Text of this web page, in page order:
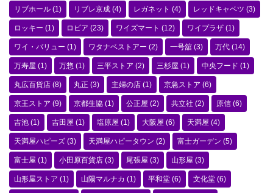
リブホール (1) リブレ京成 (4) レガネット (4) レッドキャベツ (3)
ロッキー (1) ロピア (23) ワイズマート (12) ワイプラザ (1)
ワイ・バリュー (1) ワタナベストアー (2) 一号舘 (3) 万代 (14)
万寿屋 (1) 万惣 (1) 三平ストア (2) 三杉屋 (1) 中央フード (1)
丸広百貨店 (8) 丸正 (3) 主婦の店 (1) 京急ストア (6)
京王ストア (9) 京都生協 (1) 公正屋 (2) 共立社 (2) 原信 (6)
吉池 (1) 吉田屋 (1) 塩原屋 (1) 大阪屋 (6) 天満屋 (4)
天満屋ハピーズ (3) 天満屋ハピータウン (2) 富士ガーデン (5)
富士屋 (1) 小田原百貨店 (3) 尾張屋 (3) 山形屋 (3)
山形屋ストア (1) 山陽マルナカ (1) 平和堂 (6) 文化堂 (6)